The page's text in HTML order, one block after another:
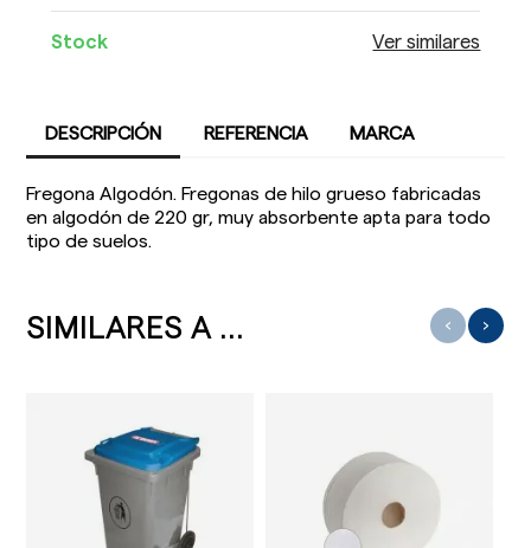
Stock Ver similares
DESCRIPCIÓN REFERENCIA MARCA
Fregona Algodón. Fregonas de hilo grueso fabricadas
en algodón de 220 gr, muy absorbente apta para todo
tipo de suelos.
SIMILARES A ... ‹ ›